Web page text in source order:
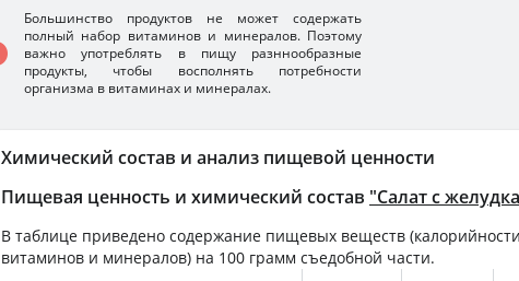
Химический состав и анализ пищевой ценности
Пищевая ценность и химический состав "Салат с
В таблице приведено содержание пищевых веществ
витаминов и минералов) на 100 грамм съедобной части.
Большинство продуктов не может содержать
полный набор витаминов и минералов. Поэтому
важно употреблять в пищу разннообразные
продукты, чтобы восполнять потребности
организма в витаминах и минералах.